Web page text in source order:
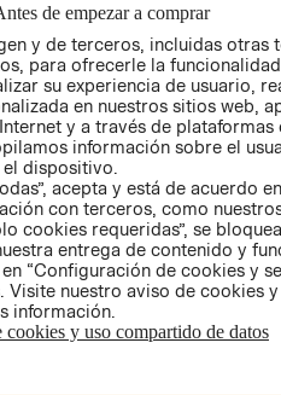
CONDICIONES
AVISO DE
PRIVACIDAD
GIFT CARD
AVISO DE
de empezar a comprar
y de terceros, incluidas otras
para ofrecerle la
su experiencia de usuario,
en nuestros sitios web,
y a través de plataformas
información sobre el
dispositivo.
acepta y está de acuerdo
con terceros, como
cookies requeridas”, se
entrega de contenido y
“Configuración de cookies y
Visite nuestro aviso de cookies
información.
cookies y uso compartido de datos